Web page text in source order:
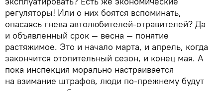
регуляторы! Или о них боятся вспоминать,
опасаясь гнева автолюбителей-отравителей? Да
и объявленный срок — весна — понятие
растяжимое. Это и начало марта, и апрель, когда
закончится отопительный сезон, и конец мая. А
пока инспекция морально настраивается
на взимание штрафов, люди по-прежнему будут